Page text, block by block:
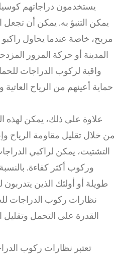
يستخدمون دراجاتهم
يمكن التنبؤ به. يمكن أن
مريح، خاصة عندما يحاول
المدينة أو حركة المرور
واقية لركوب الدراجات
حماية أعينهم من الرياح
علاوة على ذلك، يمكن لهذه
من خلال تقليل مقاومة الرياح
التشتيت، يمكن لراكبي
وركوب أكثر كفاءة.
طويلة أو أولئك الذين
نظارات ركوب الدراجات
القدرة على التحمل وتقليل
تعتبر نظارات ركوب